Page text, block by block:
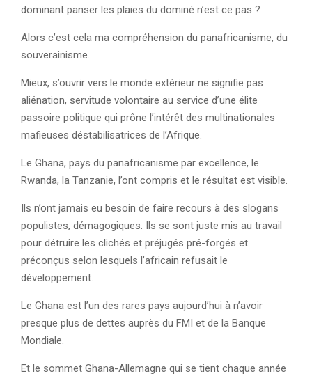
dominant panser les plaies du dominé n’est ce pas ?
Alors c’est cela ma compréhension du panafricanisme, du
souverainisme.
Mieux, s’ouvrir vers le monde extérieur ne signifie pas
aliénation, servitude volontaire au service d’une élite
passoire politique qui prône l’intérêt des multinationales
mafieuses déstabilisatrices de l’Afrique.
Le Ghana, pays du panafricanisme par excellence, le
Rwanda, la Tanzanie, l’ont compris et le résultat est visible.
Ils n’ont jamais eu besoin de faire recours à des slogans
populistes, démagogiques. Ils se sont juste mis au travail
pour détruire les clichés et préjugés pré-forgés et
préconçus selon lesquels l’africain refusait le
développement.
Le Ghana est l’un des rares pays aujourd’hui à n’avoir
presque plus de dettes auprès du FMI et de la Banque
Mondiale.
Et le sommet Ghana-Allemagne qui se tient chaque année